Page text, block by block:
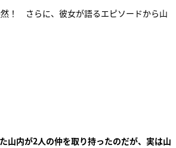
！ さらに、彼女が語るエピソードから山
山内が2人の仲を取り持ったのだが、実は山